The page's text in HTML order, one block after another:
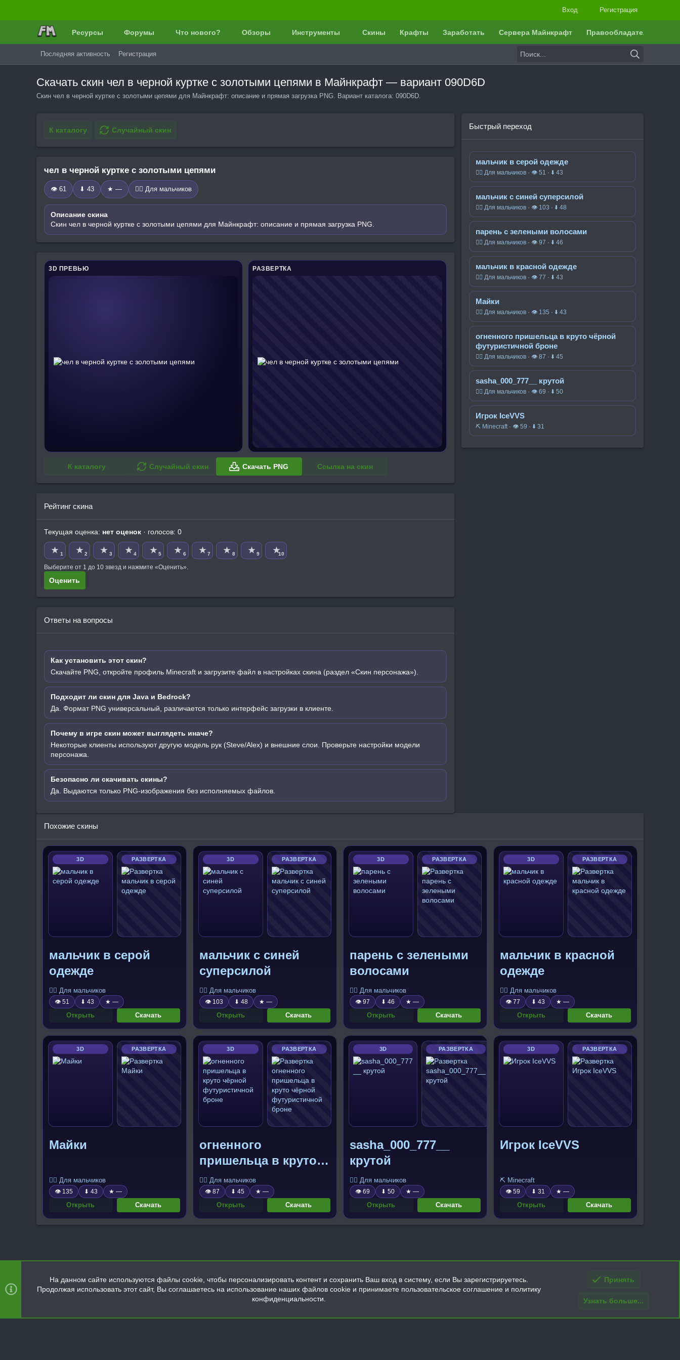
Вход Регистрация
Ресурсы Форумы Что нового? Обзоры Инструменты Скины Крафты Заработать Сервера Майнкрафт Правообладателям
Последняя активность Регистрация
Скачать скин чел в черной куртке с золотыми цепями в Майнкрафт — вариант 090D6D
Скин чел в черной куртке с золотыми цепями для Майнкрафт: описание и прямая загрузка PNG. Вариант каталога: 090D6D.
К каталогу Случайный скин
чел в черной куртке с золотыми цепями
👁 61 ⬇ 43 ★ — 🧍‍♂️ Для мальчиков
Описание скина
Скин чел в черной куртке с золотыми цепями для Майнкрафт: описание и прямая загрузка PNG.
3D ПРЕВЬЮ РАЗВЕРТКА
К каталогу Случайный скин Скачать PNG Ссылка на скин
Рейтинг скина
Текущая оценка: нет оценок · голосов: 0
★ 1 ★ 2 ★ 3 ★ 4 ★ 5 ★ 6 ★ 7 ★ 8 ★ 9 ★10
Выберите от 1 до 10 звезд и нажмите «Оценить».
Оценить
Ответы на вопросы
Как установить этот скин?
Скачайте PNG, откройте профиль Minecraft и загрузите файл в настройках скина (раздел «Скин персонажа»).
Подходит ли скин для Java и Bedrock?
Да. Формат PNG универсальный, различается только интерфейс загрузки в клиенте.
Почему в игре скин может выглядеть иначе?
Некоторые клиенты используют другую модель рук (Steve/Alex) и внешние слои. Проверьте настройки модели
персонажа.
Безопасно ли скачивать скины?
Да. Выдаются только PNG-изображения без исполняемых файлов.
Быстрый переход
мальчик в серой одежде
🧍‍♂️ Для мальчиков · 👁 51 · ⬇ 43
мальчик с синей суперсилой
🧍‍♂️ Для мальчиков · 👁 103 · ⬇ 48
парень с зелеными волосами
🧍‍♂️ Для мальчиков · 👁 97 · ⬇ 46
мальчик в красной одежде
🧍‍♂️ Для мальчиков · 👁 77 · ⬇ 43
Майки
🧍‍♂️ Для мальчиков · 👁 135 · ⬇ 43
огненного пришельца в круто чёрной
футуристичной броне
🧍‍♂️ Для мальчиков · 👁 87 · ⬇ 45
sasha_000_777__ крутой
🧍‍♂️ Для мальчиков · 👁 69 · ⬇ 50
Игрок IceVVS
⛏️ Minecraft · 👁 59 · ⬇ 31
Похожие скины
3D РАЗВЕРТКА
мальчик в серой
одежде
🧍‍♂️ Для мальчиков
👁 51 ⬇ 43 ★ —
Открыть Скачать
3D РАЗВЕРТКА
мальчик с синей
суперсилой
🧍‍♂️ Для мальчиков
👁 103 ⬇ 48 ★ —
Открыть Скачать
3D РАЗВЕРТКА
парень с зелеными
волосами
🧍‍♂️ Для мальчиков
👁 97 ⬇ 46 ★ —
Открыть Скачать
3D РАЗВЕРТКА
мальчик в красной
одежде
🧍‍♂️ Для мальчиков
👁 77 ⬇ 43 ★ —
Открыть Скачать
3D РАЗВЕРТКА
Майки
🧍‍♂️ Для мальчиков
👁 135 ⬇ 43 ★ —
Открыть Скачать
3D РАЗВЕРТКА
огненного
пришельца в круто
чёрной
футуристичной
броне
🧍‍♂️ Для мальчиков
👁 87 ⬇ 45 ★ —
Открыть Скачать
3D РАЗВЕРТКА
sasha_000_777__
крутой
🧍‍♂️ Для мальчиков
👁 69 ⬇ 50 ★ —
Открыть Скачать
3D РАЗВЕРТКА
Игрок IceVVS
⛏️ Minecraft
👁 59 ⬇ 31 ★ —
Открыть Скачать
Главная
R
S
На данном сайте используются файлы cookie, чтобы персонализировать контент и сохранить Ваш вход в систему, если Вы зарегистрируетесь.
Продолжая использовать этот сайт, Вы соглашаетесь на использование наших файлов cookie и принимаете пользовательское соглашение и политику
конфиденциальности.
Принять
Узнать больше...